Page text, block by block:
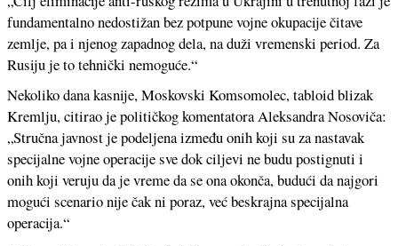
fundamentalno nedostižan bez potpune vojne okupacije čitave
zemlje, pa i njenog zapadnog dela, na duži vremenski period. Za
Rusiju je to tehnički nemoguće.“
Nekoliko dana kasnije, Moskovski Komsomolec, tabloid blizak
Kremlju, citirao je političkog komentatora Aleksandra Nosoviča:
„Stručna javnost je podeljena između onih koji su za nastavak
specijalne vojne operacije sve dok ciljevi ne budu postignuti i
onih koji veruju da je vreme da se ona okonča, budući da najgori
mogući scenario nije čak ni poraz, već beskrajna specijalna
operacija.“